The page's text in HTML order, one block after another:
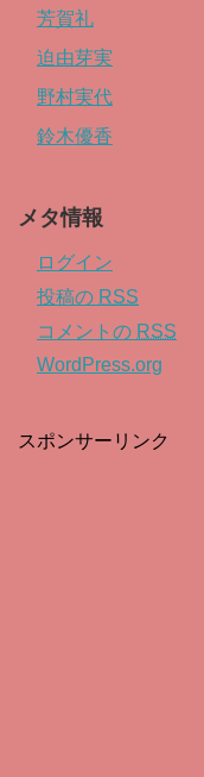
芳賀礼
迫由芽実
野村実代
鈴木優香
メタ情報
ログイン
投稿の RSS
コメントの RSS
WordPress.org
スポンサーリンク